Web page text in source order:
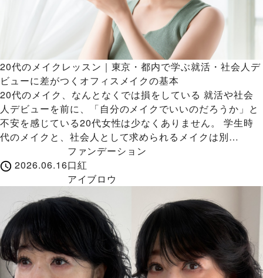
20代のメイクレッスン｜東京・都内で学ぶ就活・社会人デ
ビューに差がつくオフィスメイクの基本
20代のメイク、なんとなくでは損をしている 就活や社会
人デビューを前に、「自分のメイクでいいのだろうか」と
不安を感じている20代女性は少なくありません。 学生時
代のメイクと、社会人として求められるメイクは別…
2026.06.16
ファンデーション
口紅
アイブロウ